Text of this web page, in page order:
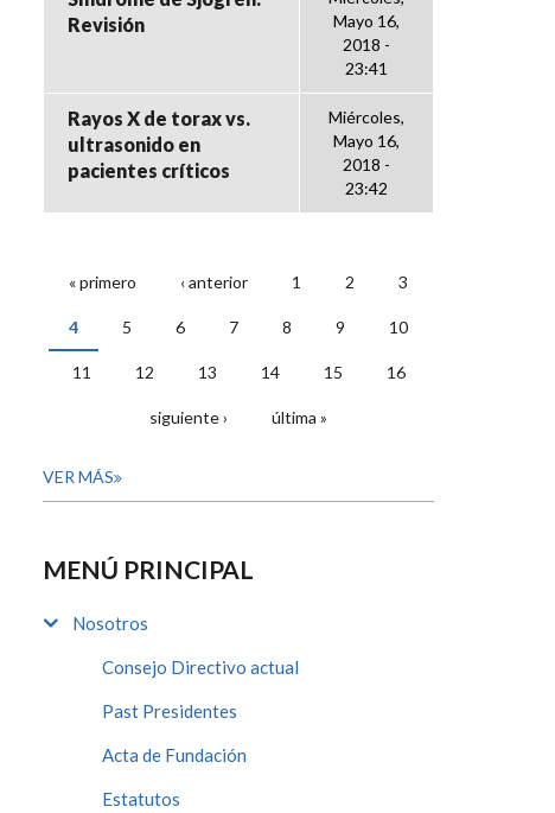
Revisión
Mayo 16,
2018 -
23:41
Rayos X de torax vs.
ultrasonido en
pacientes críticos
Miércoles,
Mayo 16,
2018 -
23:42
PÁGINAS
« primero ‹ anterior 1 2 3
4 5 6 7 8 9 10
11 12 13 14 15 16
siguiente › última »
VER MÁS
MENÚ PRINCIPAL
Nosotros
Consejo Directivo actual
Past Presidentes
Acta de Fundación
Estatutos